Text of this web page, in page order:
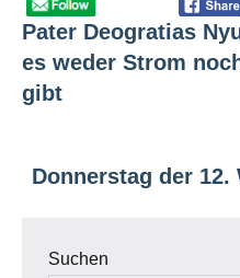
Berufung
Kenia
Philippinen
Pokot
Pater Deogratias
es weder Strom
gibt
Donnerstag der
Suchen